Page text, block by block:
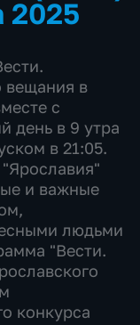
2025
вещания в
с
день в 9 утра
в 21:05.
и важные
людьми
"Вести.
конкурса